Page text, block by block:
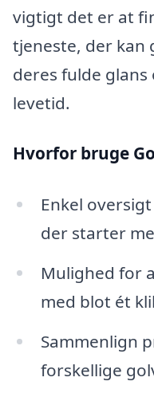
vigtigt det er at
tjeneste, der kan
deres fulde
levetid.
Hvorfor bruge
Enkel
der starter
Mulighed for
med blot ét
Sammenlign
forskellige